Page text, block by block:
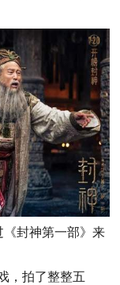
封神第一部》来
，拍了整整五